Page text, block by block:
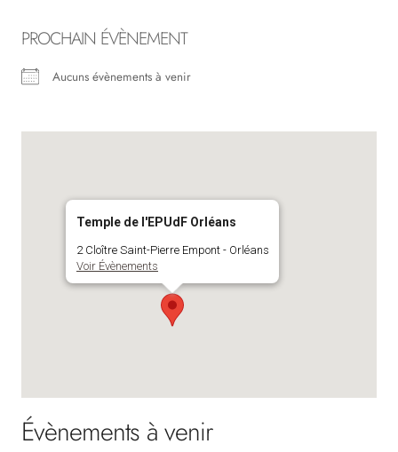
PROCHAIN ÉVÈNEMENT
Aucuns évènements à venir
Temple de l'EPUdF Orléans
2 Cloître Saint-Pierre Empont - Orléans
Voir Évènements
Évènements à venir